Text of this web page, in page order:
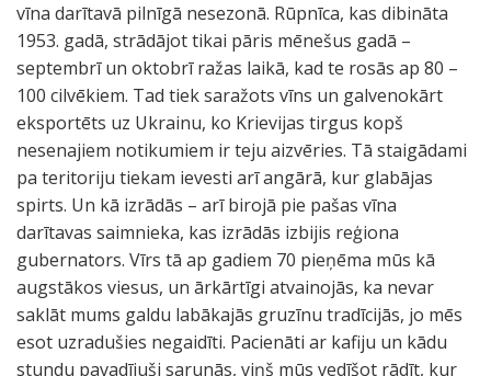
vīna darītavā pilnīgā nesezonā. Rūpnīca, kas dibināta
1953. gadā, strādājot tikai pāris mēnešus gadā –
septembrī un oktobrī ražas laikā, kad te rosās ap 80 –
100 cilvēkiem. Tad tiek saražots vīns un galvenokārt
eksportēts uz Ukrainu, ko Krievijas tirgus kopš
nesenajiem notikumiem ir teju aizvēries. Tā staigādami
pa teritoriju tiekam ievesti arī angārā, kur glabājas
spirts. Un kā izrādās – arī birojā pie pašas vīna
darītavas saimnieka, kas izrādās izbijis reģiona
gubernators. Vīrs tā ap gadiem 70 pieņēma mūs kā
augstākos viesus, un ārkārtīgi atvainojās, ka nevar
saklāt mums galdu labākajās gruzīnu tradīcijās, jo mēs
esot uzradušies negaidīti. Pacienāti ar kafiju un kādu
stundu pavadījuši sarunās, viņš mūs vedīšot rādīt, kur